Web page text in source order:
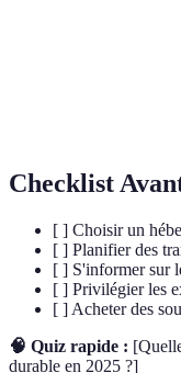
Checklist
[ ] Choisir un
[ ] Planifier des
[ ] S'informer sur
[ ] Privilégier les
[ ] Acheter des
🧠 Quiz rapide :
durable en 2025 ?]